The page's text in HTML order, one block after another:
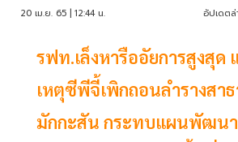
20 เม.ย. 65 | 12:44 น. อัปเดต
รฟท.เล็งหารืออัยการสูงสุด
เหตุซีพีจี้เพิกถอนลำรางสา
มักกะสัน กระทบแผนพัฒน